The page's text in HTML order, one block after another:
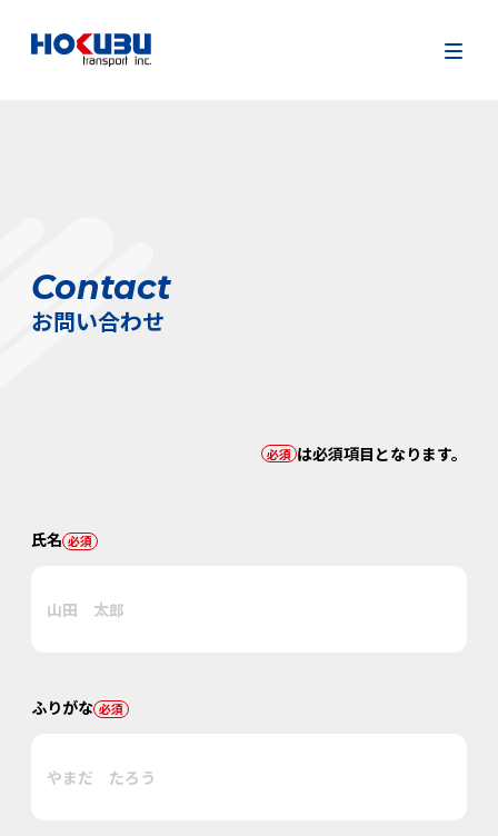
Contact
お問い合わせ
必須 は必須項目となります。
氏名 必須
ふりがな 必須